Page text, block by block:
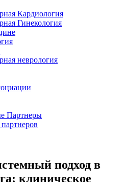
Кардиология
Гинекология
неврология
Партнеры
подход в
клиническое